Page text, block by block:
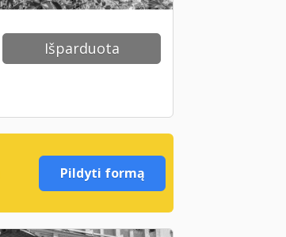
Išparduota
Pildyti formą